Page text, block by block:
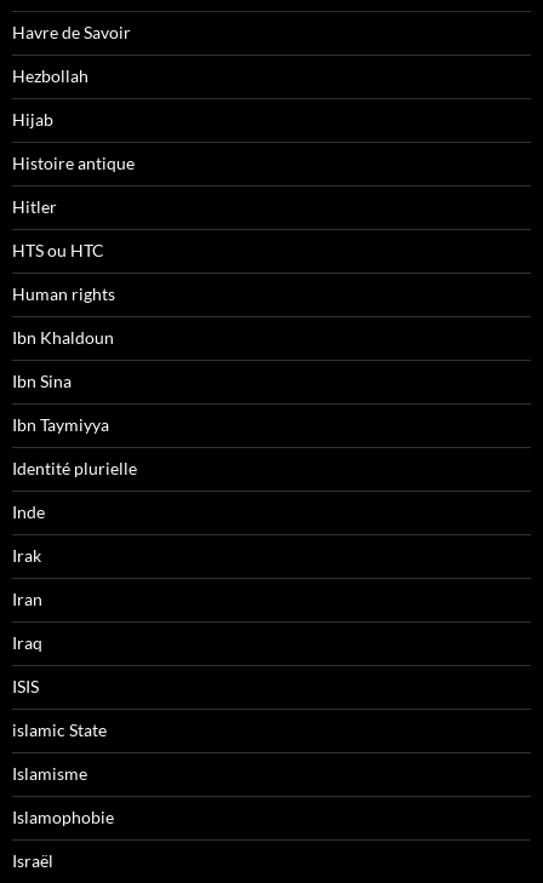
Havre de Savoir
Hezbollah
Hijab
Histoire antique
Hitler
HTS ou HTC
Human rights
Ibn Khaldoun
Ibn Sina
Ibn Taymiyya
Identité plurielle
Inde
Irak
Iran
Iraq
ISIS
islamic State
Islamisme
Islamophobie
Israël